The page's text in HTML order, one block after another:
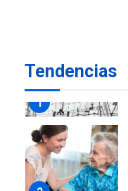
Tendencias
2